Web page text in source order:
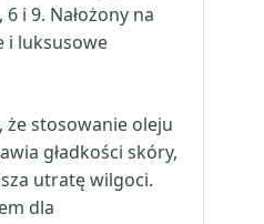
i 9. Nałożony na
i luksusowe
że stosowanie oleju
gładkości skóry,
utratę wilgoci.
dla